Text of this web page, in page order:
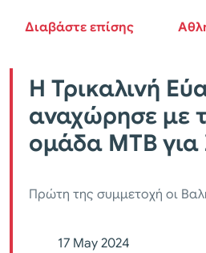
Διαβάστε επίσης
Η Τρικαλινή
αναχώρησε με
ομάδα ΜΤΒ για
Πρώτη της συμμετοχή οι
17 May 2024